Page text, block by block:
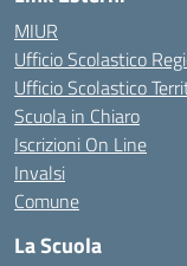
MIUR
Ufficio Scolastico
Ufficio Scolastico
Scuola in Chiaro
Iscrizioni On Line
Invalsi
Comune
La Scuola